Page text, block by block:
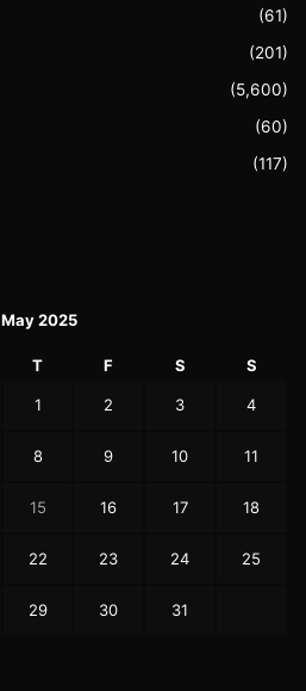
(61)
(201)
(5,600)
(60)
(117)
May 2025
T F S S
1 2 3 4
8 9 10 11
15 16 17 18
22 23 24 25
29 30 31